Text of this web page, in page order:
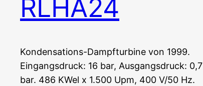
RLHA24
Kondensations-Dampfturbine von 1999.
Eingangsdruck: 16 bar, Ausgangsdruck: 0,7
bar. 486 KWel x 1.500 Upm, 400 V/50 Hz.